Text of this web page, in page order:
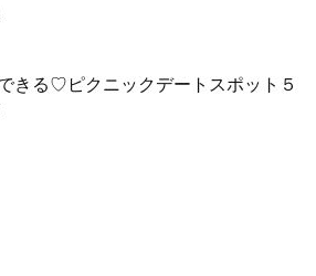
きる♡ピクニックデートスポット５